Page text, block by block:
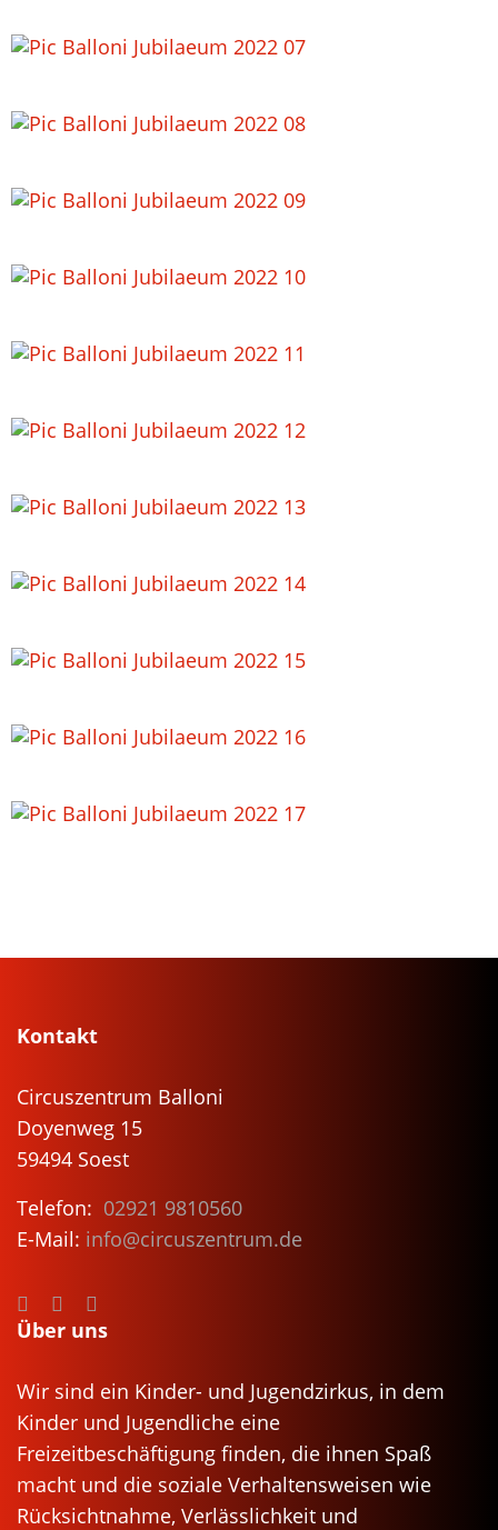
Kontakt
Circuszentrum Balloni
Doyenweg 15
59494 Soest
Telefon: 02921 9810560
E-Mail: info@circuszentrum.de
Über uns
Wir sind ein Kinder- und Jugendzirkus, in dem
Kinder und Jugendliche eine
Freizeitbeschäftigung finden, die ihnen Spaß
macht und die soziale Verhaltensweisen wie
Rücksichtnahme, Verlässlichkeit und